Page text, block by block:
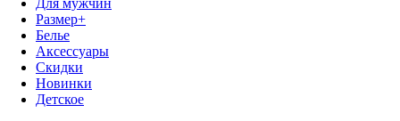
Для мужчин
Размер+
Белье
Аксессуары
Скидки
Новинки
Детское